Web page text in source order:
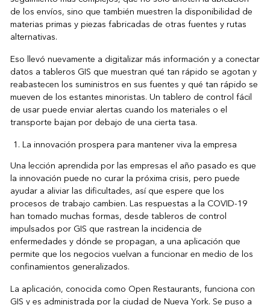
de los envíos, sino que también muestren la disponibilidad de
materias primas y piezas fabricadas de otras fuentes y rutas
alternativas.
Eso llevó nuevamente a digitalizar más información y a conectar
datos a tableros GIS que muestran qué tan rápido se agotan y
reabastecen los suministros en sus fuentes y qué tan rápido se
mueven de los estantes minoristas. Un tablero de control fácil
de usar puede enviar alertas cuando los materiales o el
transporte bajan por debajo de una cierta tasa.
La innovación prospera para mantener viva la empresa
Una lección aprendida por las empresas el año pasado es que
la innovación puede no curar la próxima crisis, pero puede
ayudar a aliviar las dificultades, así que espere que los
procesos de trabajo cambien. Las respuestas a la COVID-19
han tomado muchas formas, desde tableros de control
impulsados por GIS que rastrean la incidencia de
enfermedades y dónde se propagan, a una aplicación que
permite que los negocios vuelvan a funcionar en medio de los
confinamientos generalizados.
La aplicación, conocida como Open Restaurants, funciona con
GIS y es administrada por la ciudad de Nueva York. Se puso a